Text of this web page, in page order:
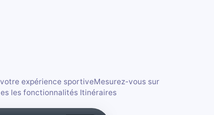
expérience sportiveMesurez-vous sur
les fonctionnalités Itinéraires